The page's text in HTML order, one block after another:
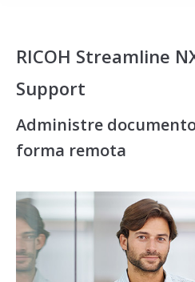
RICOH Streamline
Support
Administre
forma remota